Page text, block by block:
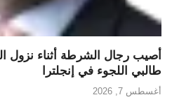
أصيب رجال الشرطة أثناء نزول
طالبي اللجوء في إنجلترا
أغسطس 7, 2026